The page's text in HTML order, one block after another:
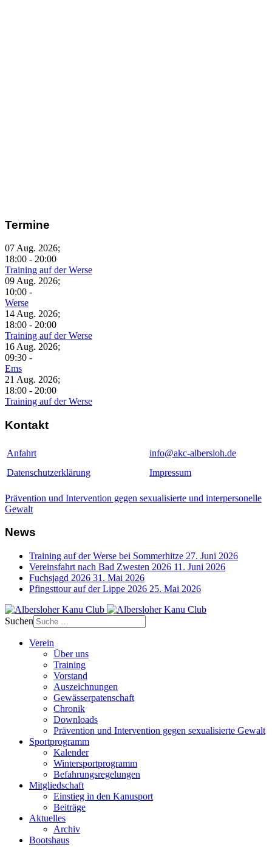
Termine
07 Aug. 2026;
18:00 - 20:00
Training auf der Werse
09 Aug. 2026;
10:00 -
Werse
14 Aug. 2026;
18:00 - 20:00
Training auf der Werse
16 Aug. 2026;
09:30 -
Ems
21 Aug. 2026;
18:00 - 20:00
Training auf der Werse
Kontakt
Anfahrt
info@akc-albersloh.de
Datenschutzerklärung
Impressum
Prävention und Intervention gegen sexualisierte und interpersonelle
Gewalt
News
Training auf der Werse bei Sommerhitze 27. Juni 2026
Vereinsfahrt nach Bad Zwesten 2026 11. Juni 2026
Fuchsjagd 2026 31. Mai 2026
Pfingsttour auf der Lippe 2026 25. Mai 2026
Suchen
Verein
Über uns
Training
Vorstand
Auszeichnungen
Gewässerpatenschaft
Chronik
Downloads
Prävention und Intervention gegen sexualisierte Gewalt
Sportprogramm
Kalender
Wintersportprogramm
Befahrungsregelungen
Mitgliedschaft
Einstieg in den Kanusport
Beiträge
Aktuelles
Archiv
Bootshaus